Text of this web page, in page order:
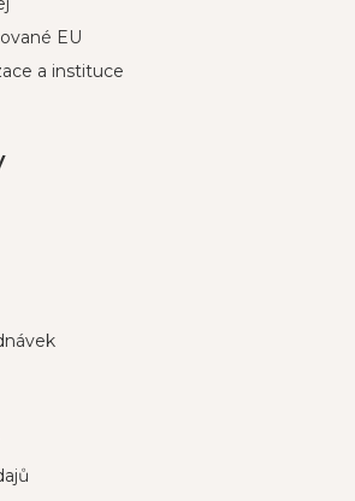
EU
a instituce